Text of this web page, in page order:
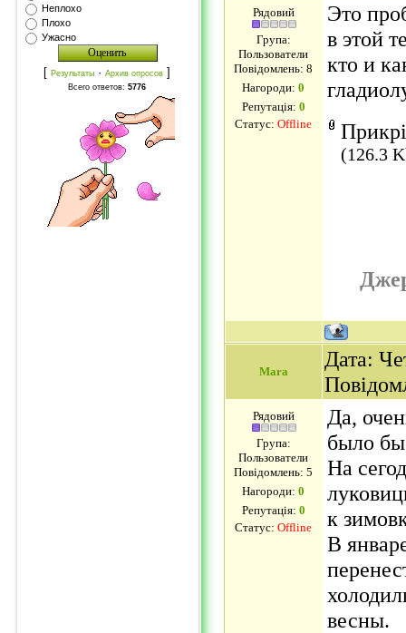
Неплохо
Плохо
Ужасно
[Результаты ·Архив опросов ]
Всего ответов:5776
Рядовий
Група:
Пользователи
Повідомлень:8
Нагороди:0
Репутація: 0
Статус:Offline
Это
в этой
кто и
(126.3
Mara
Дата:
Рядовий
Група:
Пользователи
Повідомлень:5
Нагороди:0
Репутація: 0
Статус:Offline
Да,
было
На
к
В
весны.